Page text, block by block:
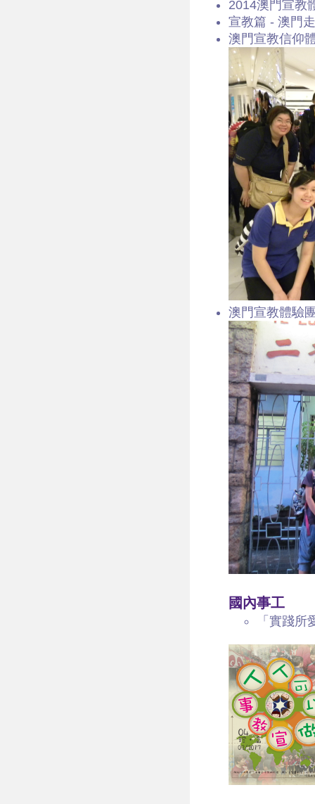
2014澳門宣教
宣教篇 - 澳門
澳門宣教信仰
澳門宣教體驗
國內事工
「實踐